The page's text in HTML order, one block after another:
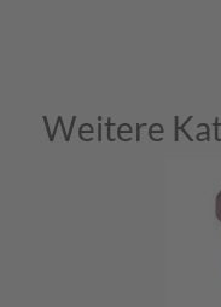
Weitere